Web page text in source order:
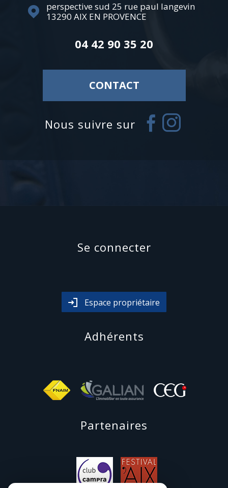
perspective sud 25 rue paul langevin
13290 AIX EN PROVENCE
04 42 90 35 20
CONTACT
nous suivre sur
se connecter
Espace propriétaire
adhérents
partenaires